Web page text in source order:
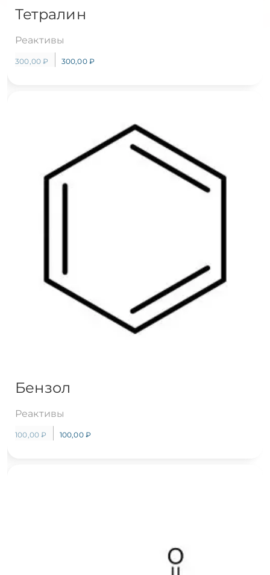
Тетралин
Реактивы
300,00₽ 300,00₽
Бензол
Реактивы
100,00₽ 100,00₽